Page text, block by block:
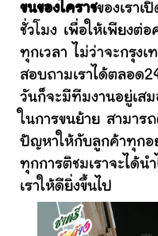
ขนของโคราชของเราเ
ชั่วโมง เพื่อให้เพียงต่
ทุกเวลา ไม่ว่าจะกรุง
สอบถามเราได้ตลอด
วันก็จะมีทีมงานอยู่เส
ในการขนย้าย สามาร
ปัญหาให้กับลูกค้าทุกอ
ทุกการติชมเราจะได้น
เราให้ดียิ่งขึ้นไป